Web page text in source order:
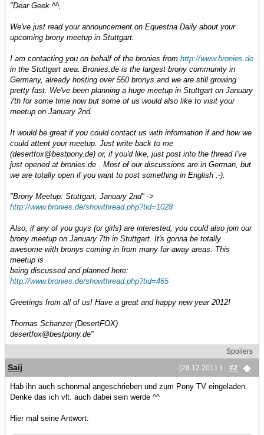
"Dear Geek ^^,
We've just read your announcement on Equestria Daily about your
upcoming brony meetup in Stuttgart.
I am contacting you on behalf of the bronies from http://www.bronies.de
in the Stuttgart area. Bronies.de is the largest brony community in
Germany, already hosting over 550 bronys and we are still growing
pretty fast. We've been planning a huge meetup in Stuttgart on January
7th for some time now but some of us would also like to visit your
meetup on January 2nd.
It would be great if you could contact us with information if and how we
could attent your meetup. Just write back to me
(desertfox@bestpony.de) or, if you'd like, just post into the thread I've
just opened at bronies.de . Most of our discussions are in German, but
we are totally open if you want to post something in English :-).
"Brony Meetup: Stuttgart, January 2nd" ->
http://www.bronies.de/showthread.php?tid=1028
Also, if any of you guys (or girls) are interested, you could also join our
brony meetup on January 7th in Stuttgart. It's gonna be totally
awesome with bronys coming in from many far-away areas. This
meetup is
being discussed and planned here:
http://www.bronies.de/showthread.php?tid=465
Greetings from all of us! Have a great and happy new year 2012!
Thomas Schanzer (DesertFOX)
desertfox@bestpony.de"
Spoilers
(28.12.2011 )
#2
Saij
Hab ihn auch schonmal angeschrieben und zum Pony TV eingeladen.
Denke das ich vlt. auch dabei sein werde ^^
Hier mal seine Antwort: